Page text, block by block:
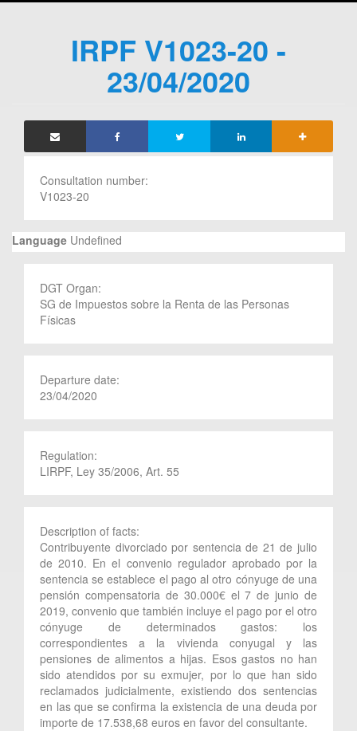
IRPF V1023-20 -
23/04/2020
Consultation number:
V1023-20
Language Undefined
DGT Organ:
SG de Impuestos sobre la Renta de las Personas
Físicas
Departure date:
23/04/2020
Regulation:
LIRPF, Ley 35/2006, Art. 55
Description of facts:
Contribuyente divorciado por sentencia de 21 de julio
de 2010. En el convenio regulador aprobado por la
sentencia se establece el pago al otro cónyuge de una
pensión compensatoria de 30.000€ el 7 de junio de
2019, convenio que también incluye el pago por el otro
cónyuge de determinados gastos: los
correspondientes a la vivienda conyugal y las
pensiones de alimentos a hijas. Esos gastos no han
sido atendidos por su exmujer, por lo que han sido
reclamados judicialmente, existiendo dos sentencias
en las que se confirma la existencia de una deuda por
importe de 17.538,68 euros en favor del consultante.